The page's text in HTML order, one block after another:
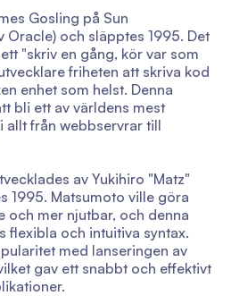
Gosling på Sun
Oracle) och släpptes 1995. Det
"skriv en gång, kör var som
friheten att skriva kod
enhet som helst. Denna
bli ett av världens mest
allt från webbservrar till
av Yukihiro "Matz"
1995. Matsumoto ville göra
mer njutbar, och denna
flexibla och intuitiva syntax.
med lanseringen av
gav ett snabbt och effektivt